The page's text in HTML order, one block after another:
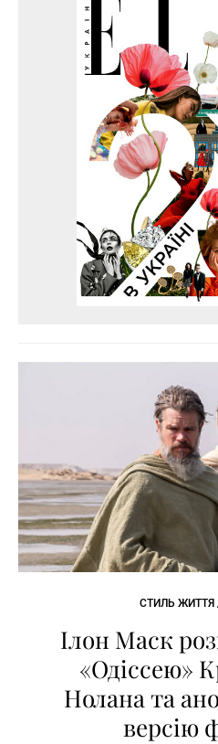
СТИЛЬ ЖИТТЯ
Ілон Маск
«Одіссею»
Нолана та
версію